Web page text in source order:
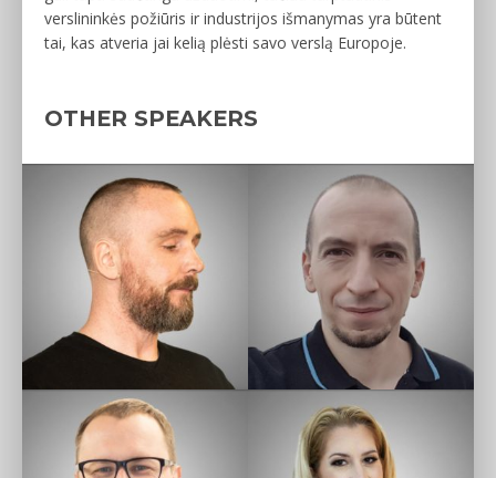
verslininkės požiūris ir industrijos išmanymas yra būtent
tai, kas atveria jai kelią plėsti savo verslą Europoje.
OTHER SPEAKERS